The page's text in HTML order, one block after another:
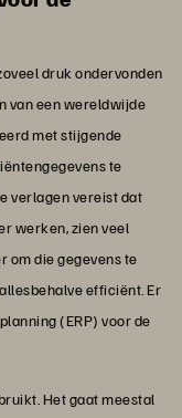
druk ondervonden
van een wereldwijde
met stijgende
te
verlagen vereist dat
werken, zien veel
om die gegevens te
efficiënt. Er
(ERP) voor de
Het gaat meestal